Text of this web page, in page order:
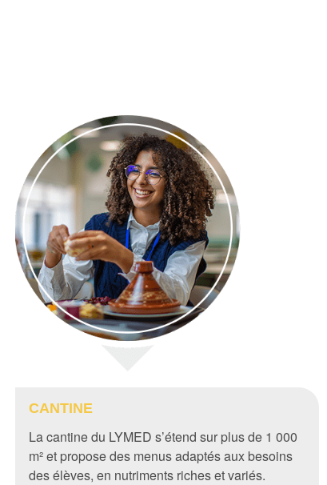
CANTINE
La cantine du LYMED s’étend sur plus de 1 000
m² et propose des menus adaptés aux besoins
des élèves, en nutriments riches et variés.